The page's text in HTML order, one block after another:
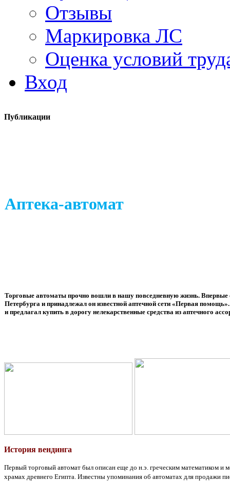
Отзывы
Маркировка ЛС
Оценка условий
Вход
Публикации
Аптека-автомат
Торговые автоматы прочно вошли в нашу повседневную жизнь. Впервые
Петербурга и принадлежал он известной аптечной сети «Первая
и предлагал купить в дорогу нелекарственные средства из аптечного
История вендинга
Первый торговый автомат был описан еще до н.э. греческим математиком
храмах древнего Египта. Известны упоминания об автоматах для продажи